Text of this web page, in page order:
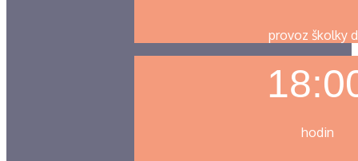
provoz školky
hodin